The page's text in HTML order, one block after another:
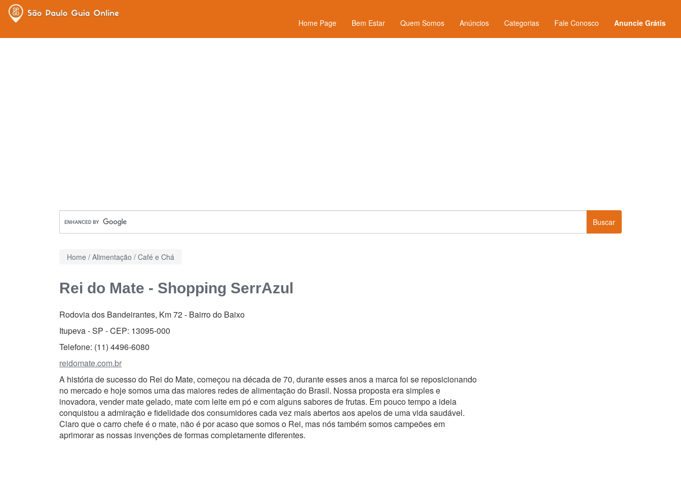
Home Page Bem Estar Quem Somos Anúncios Categorias Fale Conosco Anuncie Grátis
Buscar
Home / Alimentação / Café e Chá
Rei do Mate - Shopping SerrAzul
Rodovia dos Bandeirantes, Km 72- Bairro do Baixo
Itupeva - SP - CEP: 13095-000
Telefone: (11) 4496-6080
reidomate.com.br
A história de sucesso do Rei do Mate, começou na década de 70, durante esses anos a marca foi se reposicionando
no mercado e hoje somos uma das maiores redes de alimentação do Brasil. Nossa proposta era simples e
inovadora, vender mate gelado, mate com leite em pó e com alguns sabores de frutas. Em pouco tempo a ideia
conquistou a admiração e fidelidade dos consumidores cada vez mais abertos aos apelos de uma vida saudável.
Claro que o carro chefe é o mate, não é por acaso que somos o Rei, mas nós também somos campeões em
aprimorar as nossas invenções de formas completamente diferentes.